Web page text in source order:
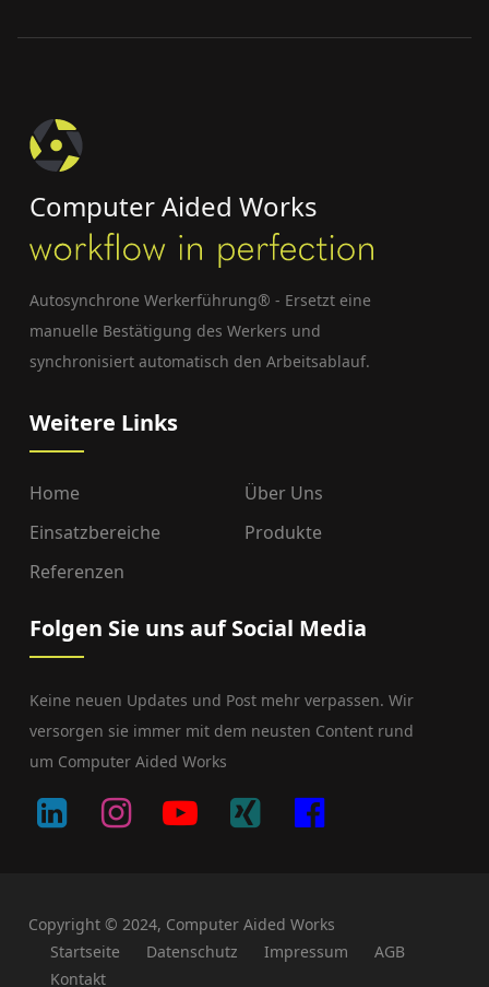
Computer Aided Works
Autosynchrone Werkerführung® - Ersetzt eine
manuelle Bestätigung des Werkers und
synchronisiert automatisch den Arbeitsablauf.
Weitere Links
Home
Über Uns
Einsatzbereiche
Produkte
Referenzen
Folgen Sie uns auf Social Media
Keine neuen Updates und Post mehr verpassen. Wir
versorgen sie immer mit dem neusten Content rund
um Computer Aided Works
Copyright © 2024, Computer Aided Works
Startseite
Datenschutz Impressum
AGB
Kontakt